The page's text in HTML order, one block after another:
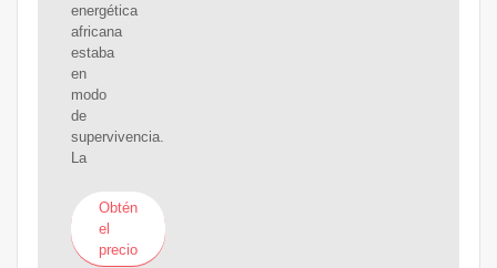
energética
africana
estaba
en
modo
de
supervivencia.
La
Obtén
el
precio